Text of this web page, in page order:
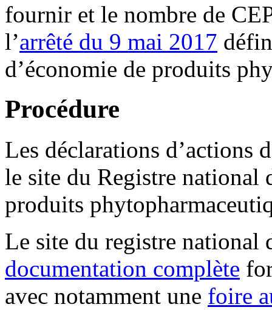
fournir et le nombre de
l’arrêté du 9 mai 2017
d’économie de produits
Procédure
Les déclarations d’actions
le site du Registre national
produits
Le site du registre national
documentation complète
avec notamment une foire